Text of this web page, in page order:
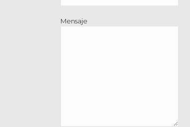
Mensaje